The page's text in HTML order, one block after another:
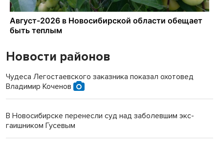
Новости районов
Чудеса Легостаевского заказника показал охотовед
Владимир Коченов
В Новосибирске перенесли суд над заболевшим экс-
гаишником Гусевым